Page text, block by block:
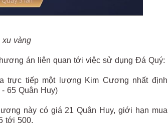
xu vàng
án liên quan tới việc sử dụng Đá Quý:
trực tiếp một lượng Kim Cương nhất định
65 Quân Huy)
này có giá 21 Quân Huy, giới hạn mua
tới 500.